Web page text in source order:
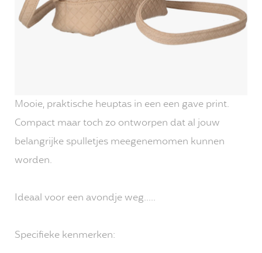
Mooie, praktische heuptas in een een gave print.
Compact maar toch zo ontworpen dat al jouw
belangrijke spulletjes meegenemomen kunnen
worden.
Ideaal voor een avondje weg.....
Specifieke kenmerken: